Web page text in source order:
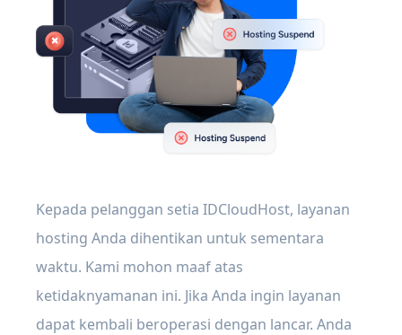
Kepada pelanggan setia IDCloudHost, layanan
hosting Anda dihentikan untuk sementara
waktu. Kami mohon maaf atas
ketidaknyamanan ini. Jika Anda ingin layanan
dapat kembali beroperasi dengan lancar. Anda